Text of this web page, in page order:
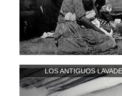
LOS ANTIGUOS